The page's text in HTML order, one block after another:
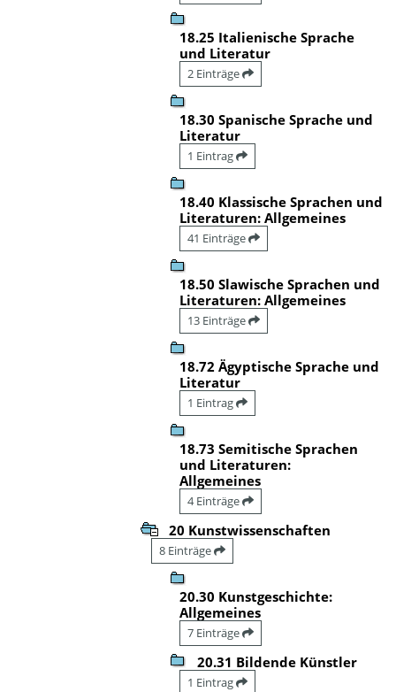
18.25 Italienische Sprache
und Literatur
2 Einträge
18.30 Spanische Sprache und
Literatur
1 Eintrag
18.40 Klassische Sprachen und
Literaturen: Allgemeines
41 Einträge
18.50 Slawische Sprachen und
Literaturen: Allgemeines
13 Einträge
18.72 Ägyptische Sprache und
Literatur
1 Eintrag
18.73 Semitische Sprachen
und Literaturen:
Allgemeines
4 Einträge
20 Kunstwissenschaften
8 Einträge
20.30 Kunstgeschichte:
Allgemeines
7 Einträge
20.31 Bildende Künstler
1 Eintrag